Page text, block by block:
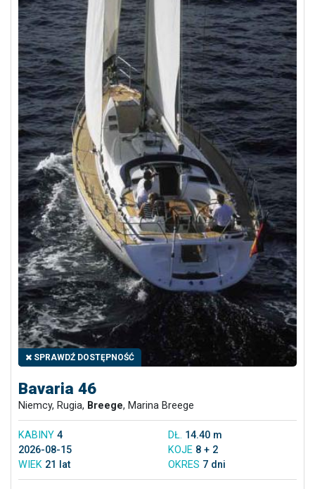
SPRAWDŹ DOSTĘPNOŚĆ
Bavaria 46
Niemcy, Rugia, Breege, Marina Breege
KABINY 4 DŁ. 14.40 m
2026-08-15
KOJE 8 + 2
WIEK 21 lat OKRES 7 dni